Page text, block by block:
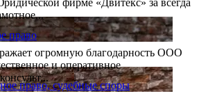
право
право, судебные споры
фирме «Двитекс» за всегда
огромную благодарность ООО
и оперативное